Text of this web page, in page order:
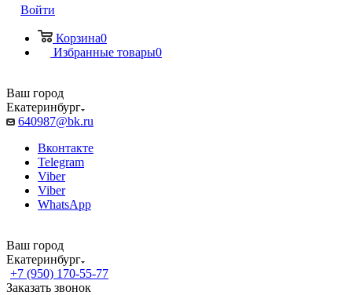
Войти
Корзина0
Избранные товары0
Ваш город
Екатеринбург
640987@bk.ru
Вконтакте
Telegram
Viber
Viber
WhatsApp
Ваш город
Екатеринбург
+7 (950) 170-55-77
Заказать звонок